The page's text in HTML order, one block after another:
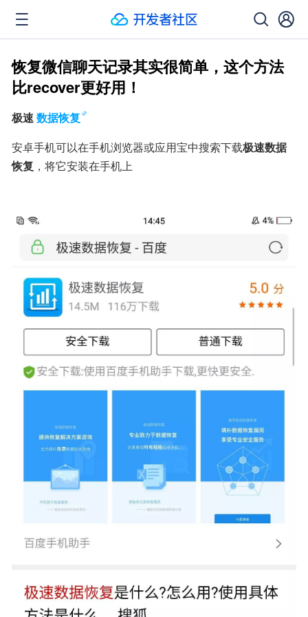
恢复微信聊天记录其实很简单，这个方法
比recover更好用！
极速数据恢复
安卓手机可以在手机浏览器或应用宝中搜索下载极速数据
恢复 ，将它安装在手机上